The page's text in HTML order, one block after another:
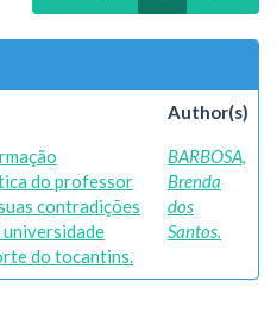
Author(s)
do professor
contradições
do tocantins.
BARBOSA,
Brenda
dos
Santos.